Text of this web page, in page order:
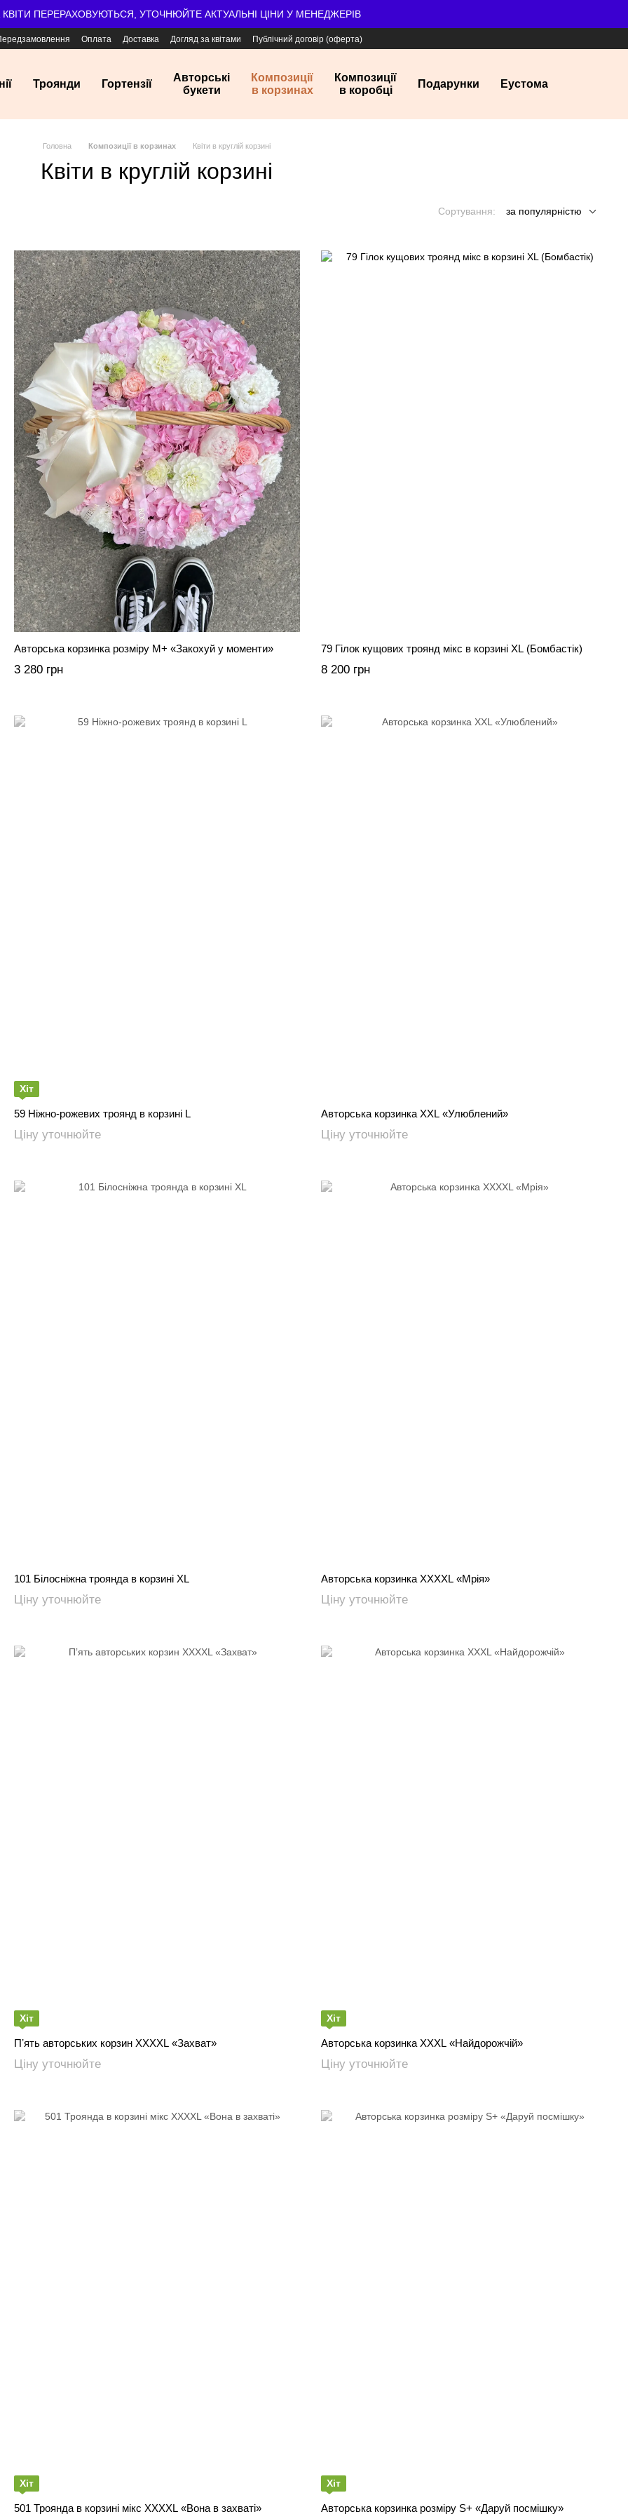
КВІТИ ПЕРЕРАХОВУЮТЬСЯ, УТОЧНЮЙТЕ АКТУАЛЬНІ ЦІНИ У МЕНЕДЖЕРІВ
Оплата Доставка Догляд за квітами Публічний договір (оферта)
Троянди Гортензії
Авторські
букети
Композиції
в корзинах
Композиції
в коробці
Подарунки Еустома
Головна Композиції в корзинах Квіти в круглій корзині
Квіти в круглій корзині
Сортування: за популярністю
Авторська корзинка розміру М+ «Закохуй у моменти»
3 280 грн
79 Гілок кущових троянд мікс в корзині XL (Бомбастік)
8 200 грн
Хіт
59 Ніжно-рожевих троянд в корзині L
Ціну уточнюйте
Авторська корзинка XXL «Улюблений»
Ціну уточнюйте
101 Білосніжна троянда в корзині XL
Ціну уточнюйте
Авторська корзинка XXXXL «Мрія»
Ціну уточнюйте
Хіт
Пʼять авторських корзин XXXXL «Захват»
Ціну уточнюйте
Хіт
Авторська корзинка XXXL «Найдорожчій»
Ціну уточнюйте
Хіт
501 Троянда в корзині мікс XXXXL «Вона в захваті»
Хіт
Авторська корзинка розміру S+ «Даруй посмішку»